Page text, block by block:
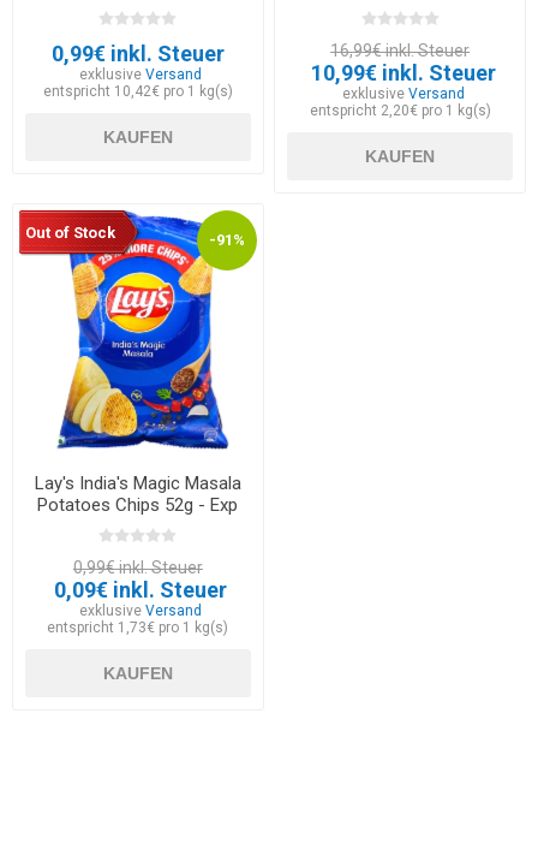
0,99€ inkl. Steuer
exklusiveVersand
entspricht 10,42€ pro 1 kg(s)
KAUFEN
16,99€ inkl. Steuer
10,99€ inkl. Steuer
exklusive Versand
entspricht 2,20€ pro 1 kg(s)
KAUFEN
-91%
Out of Stock
Lay's India's Magic Masala
Potatoes Chips 52g - Exp
30.05.2026
0,99€ inkl. Steuer
0,09€ inkl. Steuer
exklusiveVersand
entspricht 1,73€ pro 1 kg(s)
KAUFEN